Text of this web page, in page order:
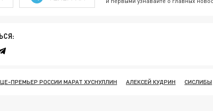
ПРЕМЬЕР РОССИИ МАРАТ ХУСНУЛЛИН АЛЕКСЕЙ КУДРИН СИСЛИБЫ